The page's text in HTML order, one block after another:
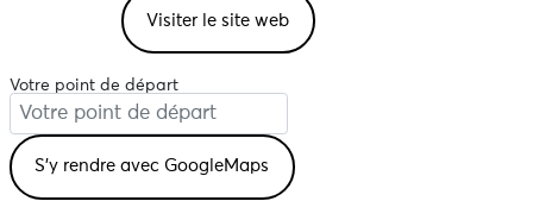
Visiter le site web
Votre point de départ